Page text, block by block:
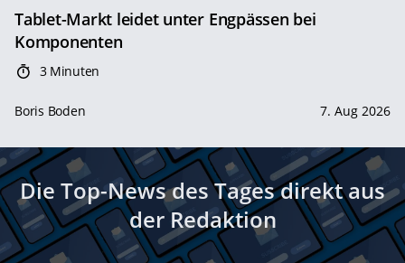
Tablet-Markt leidet unter Engpässen bei
Komponenten
3 Minuten
Boris Boden 7. Aug 2026
Die Top-News des Tages direkt aus
der Redaktion